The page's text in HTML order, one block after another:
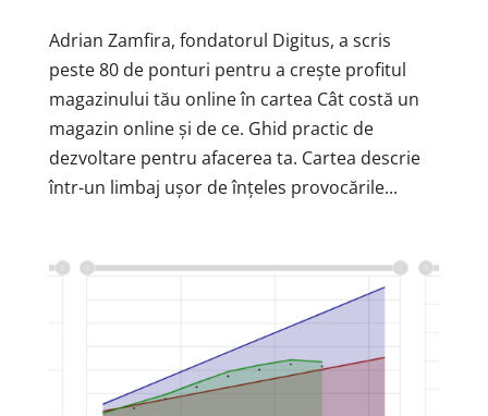
Adrian Zamfira, fondatorul Digitus, a scris
peste 80 de ponturi pentru a crește profitul
magazinului tău online în cartea Cât costă un
magazin online și de ce. Ghid practic de
dezvoltare pentru afacerea ta. Cartea descrie
într-un limbaj ușor de înțeles provocările...